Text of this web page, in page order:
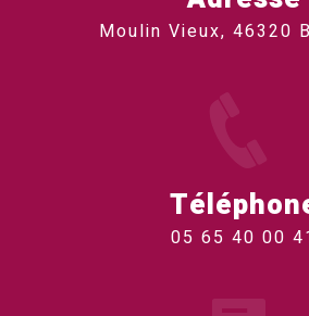
Moulin Vieux, 46320
05 65 40 00